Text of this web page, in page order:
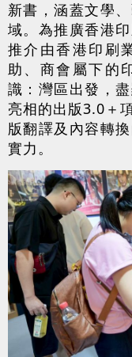
新書，涵蓋文學
域。為推廣香港
推介由香港印刷
助、商會屬下的
識：灣區出發，
亮相的出版3.0＋
版翻譯及內容轉
實力。